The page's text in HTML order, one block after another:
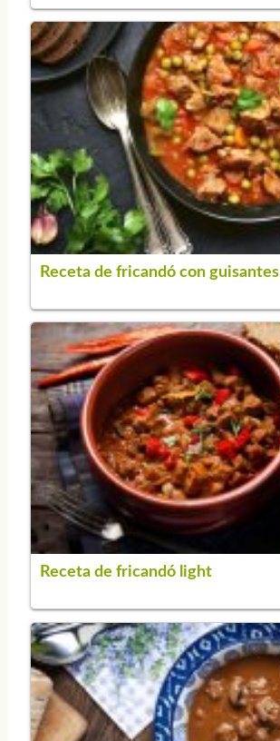
Receta de fricandó con guisantes
Receta de fricandó light